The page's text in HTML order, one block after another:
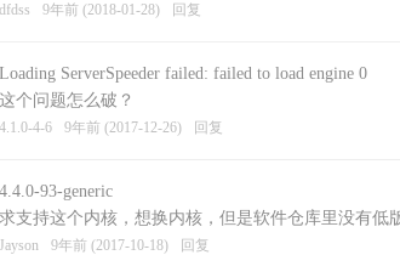
dfdss 9年前 (2018-01-28) 回复
Loading ServerSpeeder failed: failed to load engine 0
这个问题怎么破？
4.1.0-4-6 9年前 (2017-12-26) 回复
4.4.0-93-generic
求支持这个内核，想换内核，但是软件仓库里没有低
Jayson 9年前 (2017-10-18) 回复